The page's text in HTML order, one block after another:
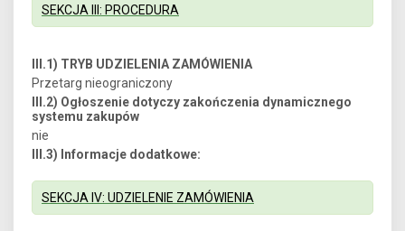
SEKCJA III: PROCEDURA
III.1) TRYB UDZIELENIA ZAMÓWIENIA
Przetarg nieograniczony
III.2) Ogłoszenie dotyczy zakończenia dynamicznego
systemu zakupów
nie
III.3) Informacje dodatkowe:
SEKCJA IV: UDZIELENIE ZAMÓWIENIA